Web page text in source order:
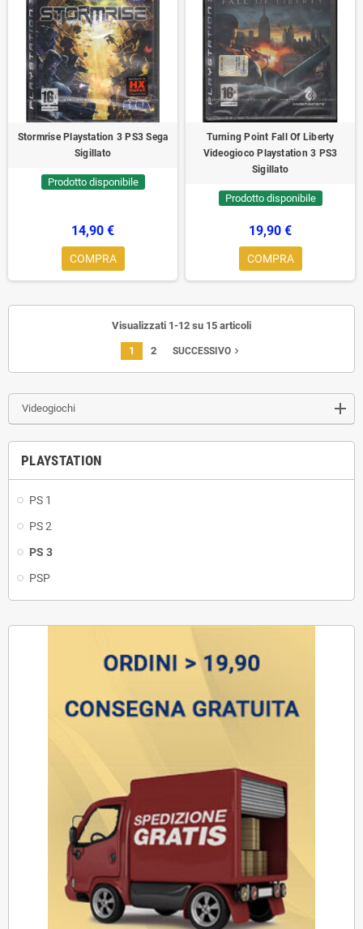
Videogiochi
PLAYSTATION
PS 1
PS 2
PS 3
PSP
Stormrise Playstation 3 PS3 Sega
Sigillato
Prodotto disponibile
14,90 €
COMPRA
Turning Point Fall Of Liberty
Videogioco Playstation 3 PS3
Sigillato
Prodotto disponibile
19,90 €
COMPRA
Visualizzati 1-12 su 15 articoli
1 2 SUCCESSIVO navigate_next